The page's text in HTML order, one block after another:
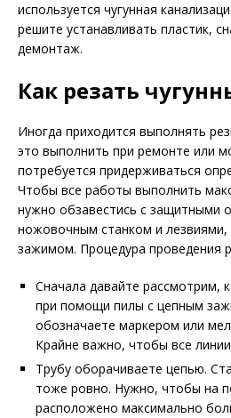
используется чугунная
решите устанавливать пластик,
демонтаж.
Как резать
Иногда приходится выполнять
это выполнить при ремонте или
потребуется придерживаться
Чтобы все работы выполнить
нужно обзавестись с защитными
ножовочным станком и
зажимом. Процедура проведения
Сначала давайте рассмотрим,
при помощи пилы с цепным
обозначаете маркером или
Крайне важно, чтобы все
Трубу оборачиваете цепью.
тоже ровно. Нужно, чтобы на
расположено максимально